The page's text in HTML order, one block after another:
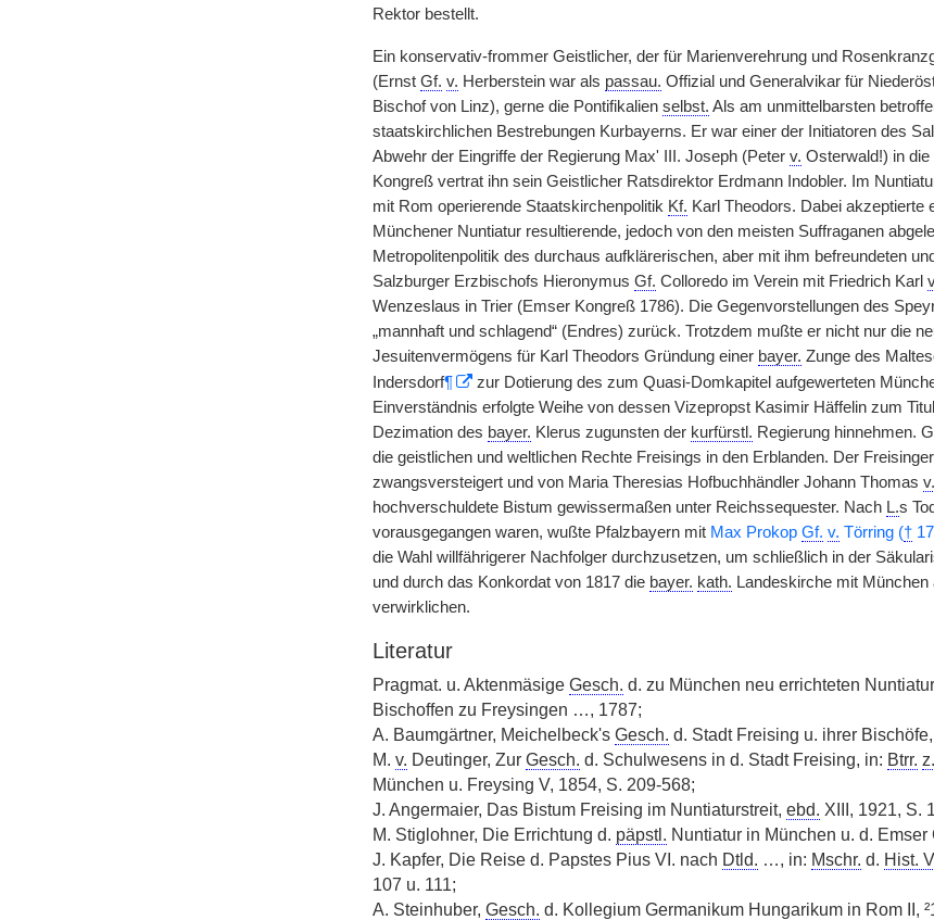
Rektor bestellt.
Ein konservativ-frommer Geistlicher, der für Marienverehrung und
(Ernst Gf. v. Herberstein war als passau. Offizial und Generalvikar für
Bischof von Linz), gerne die Pontifikalien selbst. Als am unmittelbarsten
staatskirchlichen Bestrebungen Kurbayerns. Er war einer der Initiatoren des
Abwehr der Eingriffe der Regierung Max' III. Joseph (Peter v. Osterwald!) in
Kongreß vertrat ihn sein Geistlicher Ratsdirektor Erdmann Indobler. Im
mit Rom operierende Staatskirchenpolitik Kf. Karl Theodors. Dabei akzeptierte
Münchener Nuntiatur resultierende, jedoch von den meisten Suffraganen
Metropolitenpolitik des durchaus aufklärerischen, aber mit ihm befreundeten
Salzburger Erzbischofs Hieronymus Gf. Colloredo im Verein mit Friedrich Karl
Wenzeslaus in Trier (Emser Kongreß 1786). Die Gegenvorstellungen des
„mannhaft und schlagend“ (Endres) zurück. Trotzdem mußte er nicht nur die
Jesuitenvermögens für Karl Theodors Gründung einer bayer. Zunge des
Indersdorf¶ zur Dotierung des zum Quasi-Domkapitel aufgewerteten
Einverständnis erfolgte Weihe von dessen Vizepropst Kasimir Häffelin zum
Dezimation des bayer. Klerus zugunsten der kurfürstl. Regierung hinnehmen.
die geistlichen und weltlichen Rechte Freisings in den Erblanden. Der
zwangsversteigert und von Maria Theresias Hofbuchhändler Johann Thomas v.
hochverschuldete Bistum gewissermaßen unter Reichssequester. Nach L.s
vorausgegangen waren, wußte Pfalzbayern mit Max Prokop Gf. v. Törring (†
die Wahl willfährigerer Nachfolger durchzusetzen, um schließlich in der
und durch das Konkordat von 1817 die bayer. kath. Landeskirche mit
verwirklichen.
Literatur
Pragmat. u. Aktenmäsige Gesch. d. zu München neu errichteten
Bischoffen zu Freysingen …, 1787;
A. Baumgärtner, Meichelbeck's Gesch. d. Stadt Freising u. ihrer
M. v. Deutinger, Zur Gesch. d. Schulwesens in d. Stadt Freising, in: Btrr. z.
München u. Freysing V, 1854, S. 209-568;
J. Angermaier, Das Bistum Freising im Nuntiaturstreit, ebd. XIII, 1921, S.
M. Stiglohner, Die Errichtung d. päpstl. Nuntiatur in München u. d.
J. Kapfer, Die Reise d. Papstes Pius VI. nach Dtld. …, in: Mschr. d. Hist.
107 u. 111;
A. Steinhuber, Gesch. d. Kollegium Germanikum Hungarikum in Rom II,